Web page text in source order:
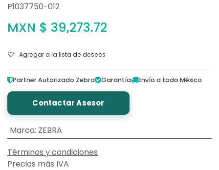
P1037750-012
MXN $ 39,273.72
Agregar a la lista de deseos
Partner Autorizado Zebra Garantía Envío a todo México
Contactar Asesor
Marca: ZEBRA
Términos y condiciones
Precios más IVA